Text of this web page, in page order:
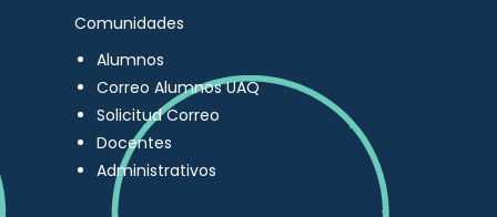
Comunidades
Alumnos
Correo Alumnos UAQ
Solicitud Correo
Docentes
Administrativos